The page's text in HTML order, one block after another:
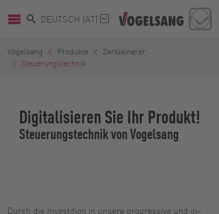
DEUTSCH (AT)
Vogelsang Produkte
Zerkleinerer
Steuerungstechnik
Digitalisieren Sie Ihr Produkt!
Steuerungstechnik von Vogelsang
Durch die Investition in unsere progressive und in­